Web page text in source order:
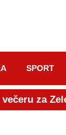
SPORT
za